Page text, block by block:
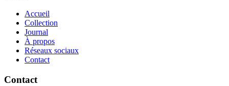
Accueil
Collection
Journal
À propos
Réseaux sociaux
Contact
Contact